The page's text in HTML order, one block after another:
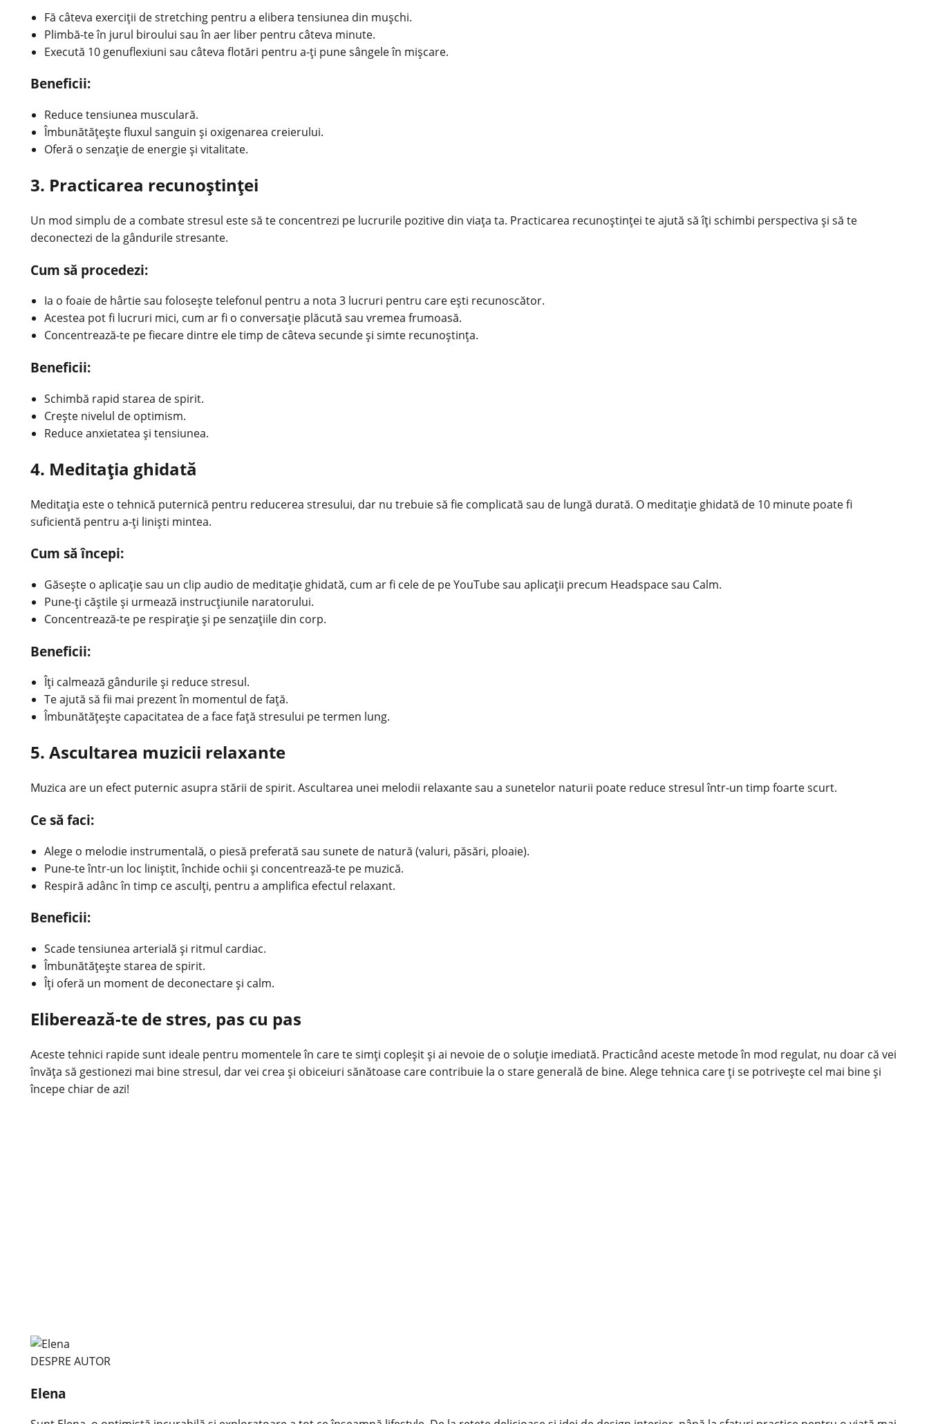
Fă câteva exerciții de stretching pentru a elibera tensiunea din mușchi.
Plimbă-te în jurul biroului sau în aer liber pentru câteva minute.
Execută 10 genuflexiuni sau câteva flotări pentru a-ți pune sângele în mișcare.
Beneficii:
Reduce tensiunea musculară.
Îmbunătățește fluxul sanguin și oxigenarea creierului.
Oferă o senzație de energie și vitalitate.
3. Practicarea recunoștinței
Un mod simplu de a combate stresul este să te concentrezi pe lucrurile pozitive din viața ta. Practicarea recunoștinței te ajută să îți schimbi perspectiva și să te
deconectezi de la gândurile stresante.
Cum să procedezi:
Ia o foaie de hârtie sau folosește telefonul pentru a nota 3 lucruri pentru care ești recunoscător.
Acestea pot fi lucruri mici, cum ar fi o conversație plăcută sau vremea frumoasă.
Concentrează-te pe fiecare dintre ele timp de câteva secunde și simte recunoștința.
Beneficii:
Schimbă rapid starea de spirit.
Crește nivelul de optimism.
Reduce anxietatea și tensiunea.
4. Meditația ghidată
Meditația este o tehnică puternică pentru reducerea stresului, dar nu trebuie să fie complicată sau de lungă durată. O meditație ghidată de 10 minute poate fi
suficientă pentru a-ți liniști mintea.
Cum să începi:
Găsește o aplicație sau un clip audio de meditație ghidată, cum ar fi cele de pe YouTube sau aplicații precum Headspace sau Calm.
Pune-ți căștile și urmează instrucțiunile naratorului.
Concentrează-te pe respirație și pe senzațiile din corp.
Beneficii:
Îți calmează gândurile și reduce stresul.
Te ajută să fii mai prezent în momentul de față.
Îmbunătățește capacitatea de a face față stresului pe termen lung.
5. Ascultarea muzicii relaxante
Muzica are un efect puternic asupra stării de spirit. Ascultarea unei melodii relaxante sau a sunetelor naturii poate reduce stresul într-un timp foarte scurt.
Ce să faci:
Alege o melodie instrumentală, o piesă preferată sau sunete de natură (valuri, păsări, ploaie).
Pune-te într-un loc liniștit, închide ochii și concentrează-te pe muzică.
Respiră adânc în timp ce asculți, pentru a amplifica efectul relaxant.
Beneficii:
Scade tensiunea arterială și ritmul cardiac.
Îmbunătățește starea de spirit.
Îți oferă un moment de deconectare și calm.
Eliberează-te de stres, pas cu pas
Aceste tehnici rapide sunt ideale pentru momentele în care te simți copleșit și ai nevoie de o soluție imediată. Practicând aceste metode în mod regulat, nu doar că vei
învăța să gestionezi mai bine stresul, dar vei crea și obiceiuri sănătoase care contribuie la o stare generală de bine. Alege tehnica care ți se potrivește cel mai bine și
începe chiar de azi!
DESPRE AUTOR
Elena